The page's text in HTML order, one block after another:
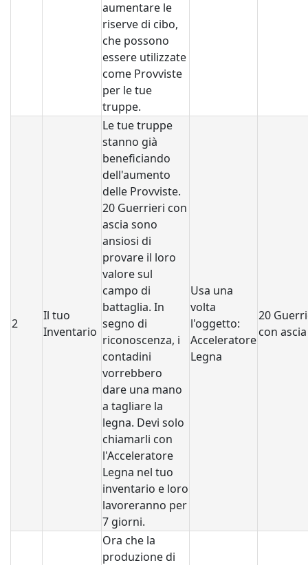
aumentare le
riserve di cibo,
che possono
essere utilizzate
come Provviste
per le tue
truppe.
2
Il tuo
Inventario
Le tue truppe
stanno già
beneficiando
dell'aumento
delle Provviste.
20 Guerrieri con
ascia sono
ansiosi di
provare il loro
valore sul
campo di
battaglia. In
segno di
riconoscenza, i
contadini
vorrebbero
dare una mano
a tagliare la
legna. Devi solo
chiamarli con
l'Acceleratore
Legna nel tuo
inventario e loro
lavoreranno per
7 giorni.
Usa una
volta
l'oggetto:
Acceleratore
Legna
20
con ascia
Ora che la
produzione di